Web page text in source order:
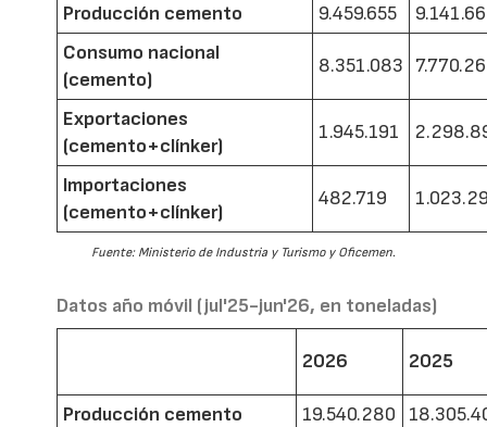
Producción cemento 9.459.655
Consumo nacional
(cemento)
8.351.083
Exportaciones
(cemento+clínker)
1.945.191
Importaciones
(cemento+clínker)
482.719
Fuente: Ministerio de Industria y Turismo y Oficemen.
Datos año móvil (jul'25-jun'26, en toneladas)
2026 2025
Producción cemento 19.540.280